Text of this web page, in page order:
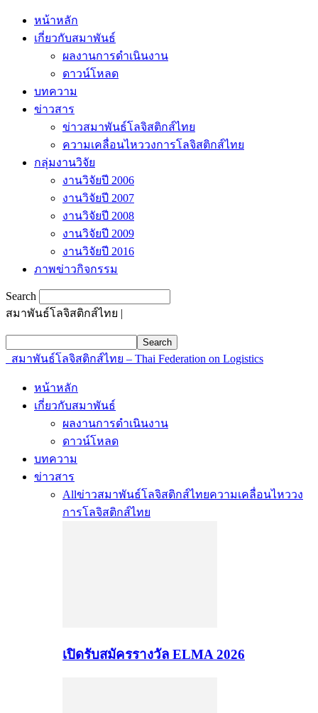
หน้าหลัก
เกี่ยวกับสมาพันธ์
ผลงานการดำเนินงาน
ดาวน์โหลด
บทความ
ข่าวสาร
ข่าวสมาพันธ์โลจิสติกส์ไทย
ความเคลื่อนไหววงการโลจิสติกส์ไทย
กลุ่มงานวิจัย
งานวิจัยปี 2006
งานวิจัยปี 2007
งานวิจัยปี 2008
งานวิจัยปี 2009
งานวิจัยปี 2016
ภาพข่าวกิจกรรม
Search
สมาพันธ์โลจิสติกส์ไทย |
สมาพันธ์โลจิสติกส์ไทย – Thai Federation on Logistics
หน้าหลัก
เกี่ยวกับสมาพันธ์
ผลงานการดำเนินงาน
ดาวน์โหลด
บทความ
ข่าวสาร
Allข่าวสมาพันธ์โลจิสติกส์ไทยความเคลื่อนไหววง
การโลจิสติกส์ไทย
เปิดรับสมัครรางวัล ELMA 2026